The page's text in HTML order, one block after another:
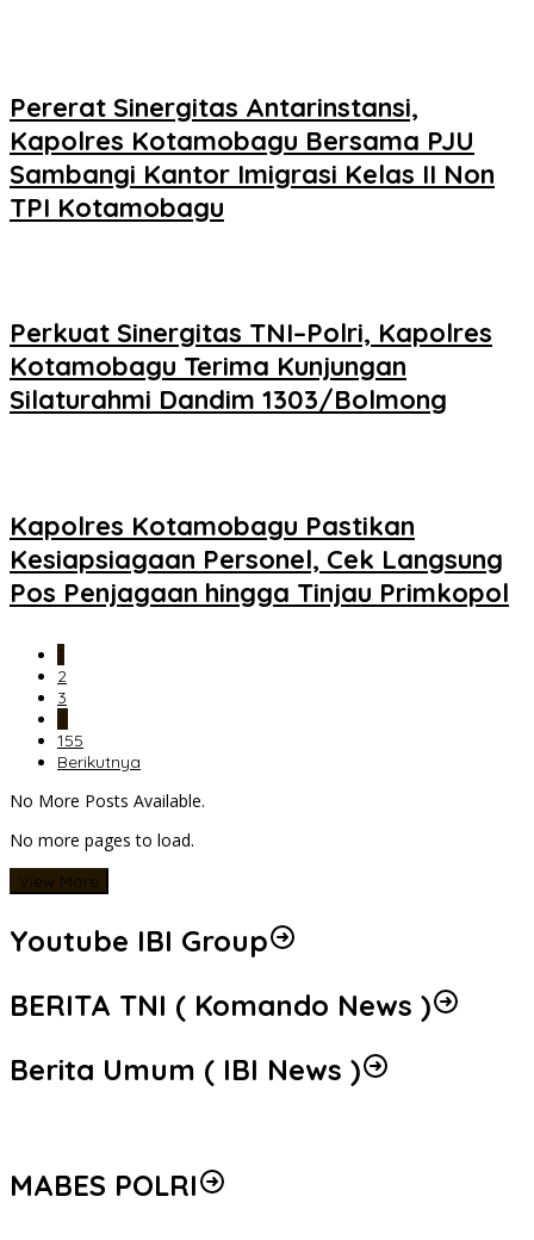
Pererat Sinergitas Antarinstansi,
Kapolres Kotamobagu Bersama PJU
Sambangi Kantor Imigrasi Kelas II Non
TPI Kotamobagu
Perkuat Sinergitas TNI–Polri, Kapolres
Kotamobagu Terima Kunjungan
Silaturahmi Dandim 1303/Bolmong
Kapolres Kotamobagu Pastikan
Kesiapsiagaan Personel, Cek Langsung
Pos Penjagaan hingga Tinjau Primkopol
2
3
155
Berikutnya
No More Posts Available.
No more pages to load.
View More
Youtube IBI Group
BERITA TNI ( Komando News )
Berita Umum ( IBI News )
MABES POLRI